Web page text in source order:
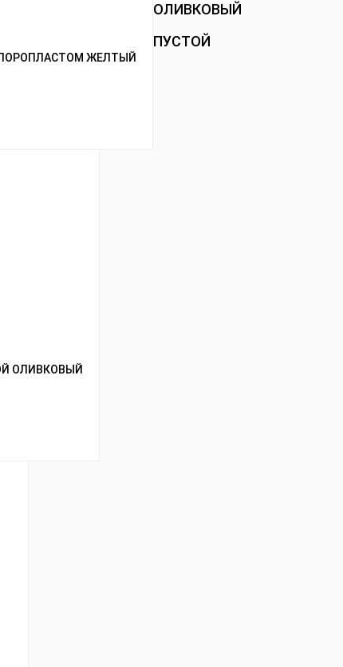
ПОРОПЛАСТОМ ЖЕЛТЫЙ
ОЛИВКОВЫЙ
ПУСТОЙ
ОЛИВКОВЫЙ